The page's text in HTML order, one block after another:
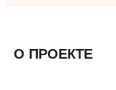
О ПРОЕКТЕ